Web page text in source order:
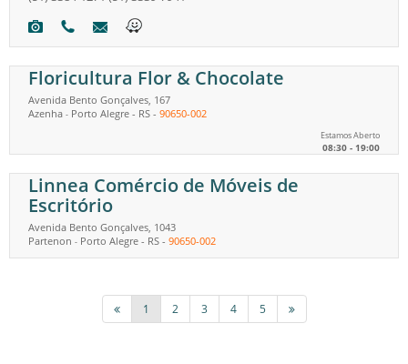
Floricultura Flor & Chocolate
Avenida Bento Gonçalves, 167
Azenha - Porto Alegre - RS - 90650-002
Estamos Aberto
08:30 - 19:00
Linnea Comércio de Móveis de
Escritório
Avenida Bento Gonçalves, 1043
Partenon - Porto Alegre - RS - 90650-002
1 2 3 4 5